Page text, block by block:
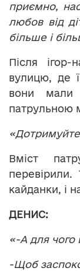
приємно,
любов від
більше і
Після
вулицю, де
вони мали
патрульною
Вміст
кайданки, і
ДЕНИС:
«-А для чого
-Щоб